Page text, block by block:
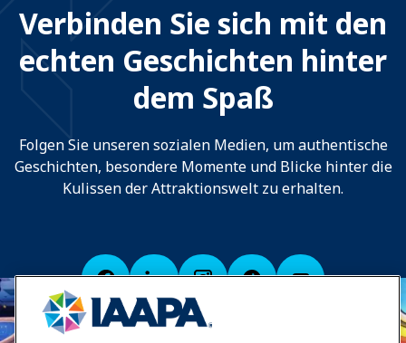
Verbinden Sie sich mit den
echten Geschichten hinter
dem Spaß
Folgen Sie unseren sozialen Medien, um authentische
Geschichten, besondere Momente und Blicke hinter die
Kulissen der Attraktionswelt zu erhalten.